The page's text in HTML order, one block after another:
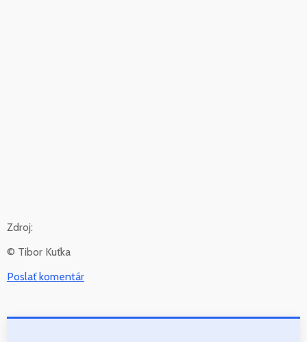
Zdroj:
© Tibor Kuťka
Poslať komentár